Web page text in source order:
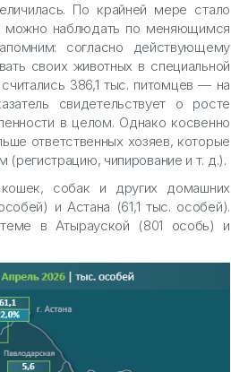
По крайней мере стало
можно наблюдать по меняющимся
согласно действующему
своих животных в специальной
386,1 тыс. питомцев — на
свидетельствует о росте
в целом. Однако косвенно
ответственных хозяев, которые
чипирование и т. д.).
кошек, собак и других домашних
и Астана (61,1 тыс. особей).
в Атырауской (801 особь) и